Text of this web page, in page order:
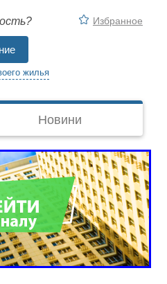
жилья
Избранное
Новини